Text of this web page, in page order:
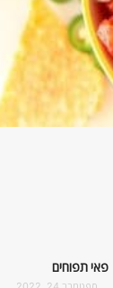
פאי תפוחים